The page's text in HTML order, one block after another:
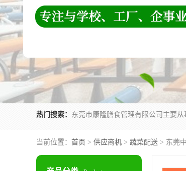
热门搜索：
当前位置： 首页 > 供应商机 > 蔬菜配送 > 东莞